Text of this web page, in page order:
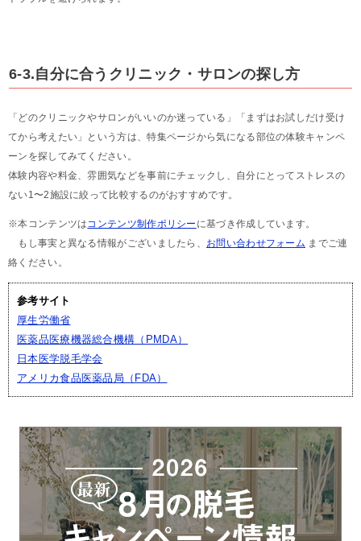
6-3.自分に合うクリニック・サロンの探し方
「どのクリニックやサロンがいいのか迷っている」「まずはお試しだけ受け
てから考えたい」という方は、特集ページから気になる部位の体験キャンペ
ーンを探してみてください。
体験内容や料金、雰囲気などを事前にチェックし、自分にとってストレスの
ない1〜2施設に絞って比較するのがおすすめです。
※本コンテンツはコンテンツ制作ポリシー に基づき作成しています。
もし事実と異なる情報がございましたら、 お問い合わせフォーム までご連
絡ください。
参考サイト
厚生労働省
医薬品医療機器総合機構（PMDA）
日本医学脱毛学会
アメリカ食品医薬品局（FDA）